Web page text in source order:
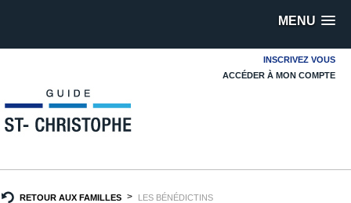
MENU
INSCRIVEZ VOUS
ACCÉDER À MON COMPTE
RETOUR AUX FAMILLES LES BÉNÉDICTINS